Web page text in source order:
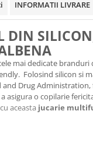
INFORMATII LIVRARE
DIN
mai dedicate
Folosind silicon si
Drug Administration,
asigura o copilarie
aceasta jucarie